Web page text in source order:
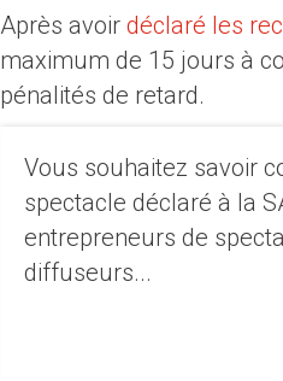
Après avoir déclaré les
maximum de 15 jours à
pénalités de retard.
Vous souhaitez savoir
spectacle déclaré à la
entrepreneurs de
diffuseurs...